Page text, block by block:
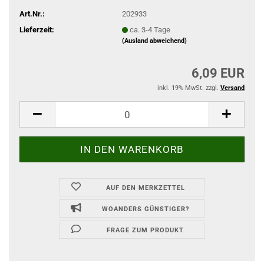
Art.Nr.:
202933
Lieferzeit:
ca. 3-4 Tage
(Ausland abweichend)
6,09 EUR
inkl. 19% MwSt. zzgl. Versand
AUF DEN MERKZETTEL
WOANDERS GÜNSTIGER?
FRAGE ZUM PRODUKT